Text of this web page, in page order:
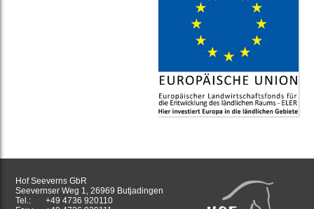
Hof Seeverns GbR
Seevernser Weg 1, 26969 Butjadingen
Tel.:
+49 4736 920110